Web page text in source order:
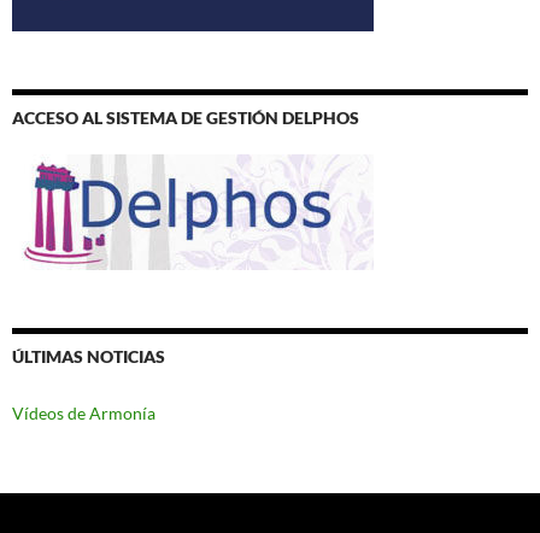
ACCESO AL SISTEMA DE GESTIÓN DELPHOS
ÚLTIMAS NOTICIAS
Vídeos de Armonía